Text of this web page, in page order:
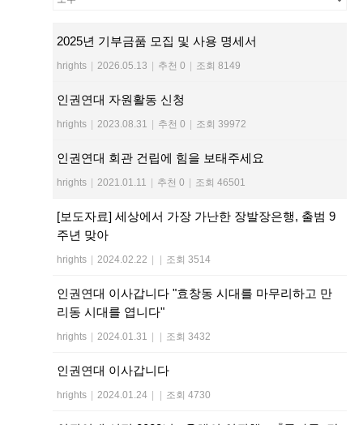
2025년 기부금품 모집 및 사용 명세서
hrights 2026.05.13 추천 0 조회 8149
인권연대 자원활동 신청
hrights 2023.08.31 추천 0 조회 39972
인권연대 회관 건립에 힘을 보태주세요
hrights 2021.01.11 추천 0 조회 46501
[보도자료] 세상에서 가장 가난한 장발장은행, 출범 9
주년 맞아
hrights 2024.02.22 조회 3514
인권연대 이사갑니다 "효창동 시대를 마무리하고 만
리동 시대를 엽니다"
hrights 2024.01.31 조회 3432
인권연대 이사갑니다
hrights 2024.01.24 조회 4730